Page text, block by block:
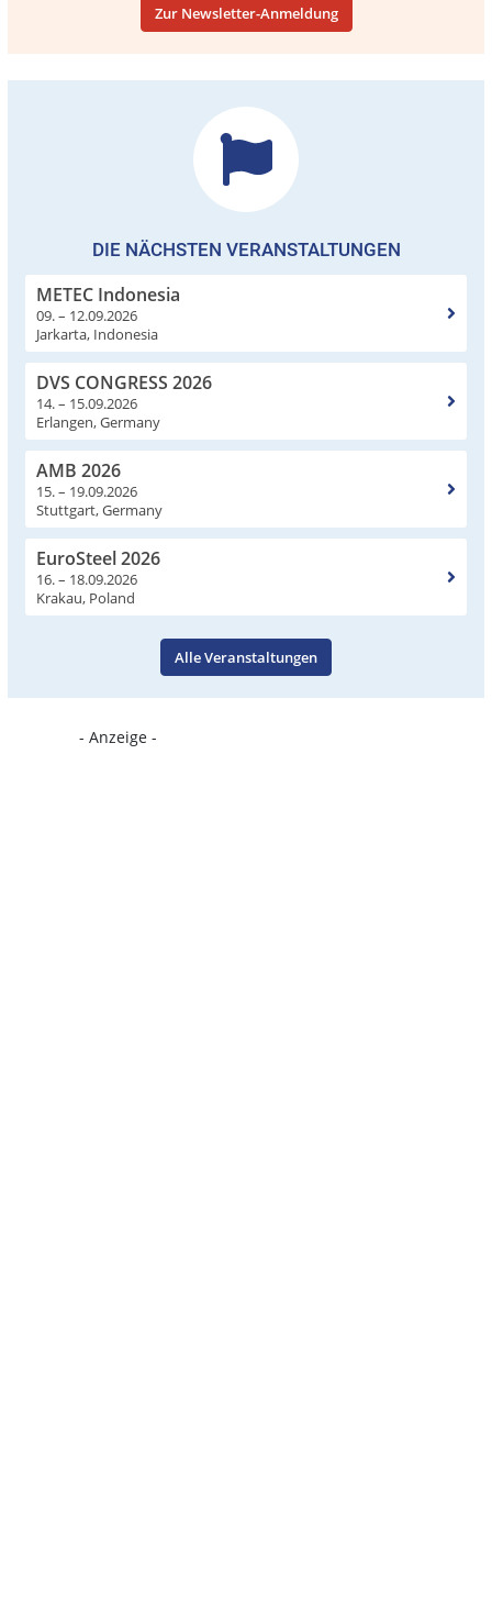
Zur Newsletter-Anmeldung
DIE NÄCHSTEN VERANSTALTUNGEN
METEC Indonesia
09. – 12.09.2026
Jarkarta, Indonesia
DVS CONGRESS 2026
14. – 15.09.2026
Erlangen, Germany
AMB 2026
15. – 19.09.2026
Stuttgart, Germany
EuroSteel 2026
16. – 18.09.2026
Krakau, Poland
Alle Veranstaltungen
- Anzeige -